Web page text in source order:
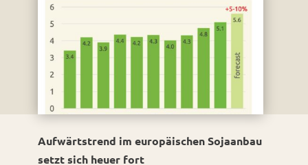
Aufwärtstrend im europäischen Sojaanbau
setzt sich heuer fort